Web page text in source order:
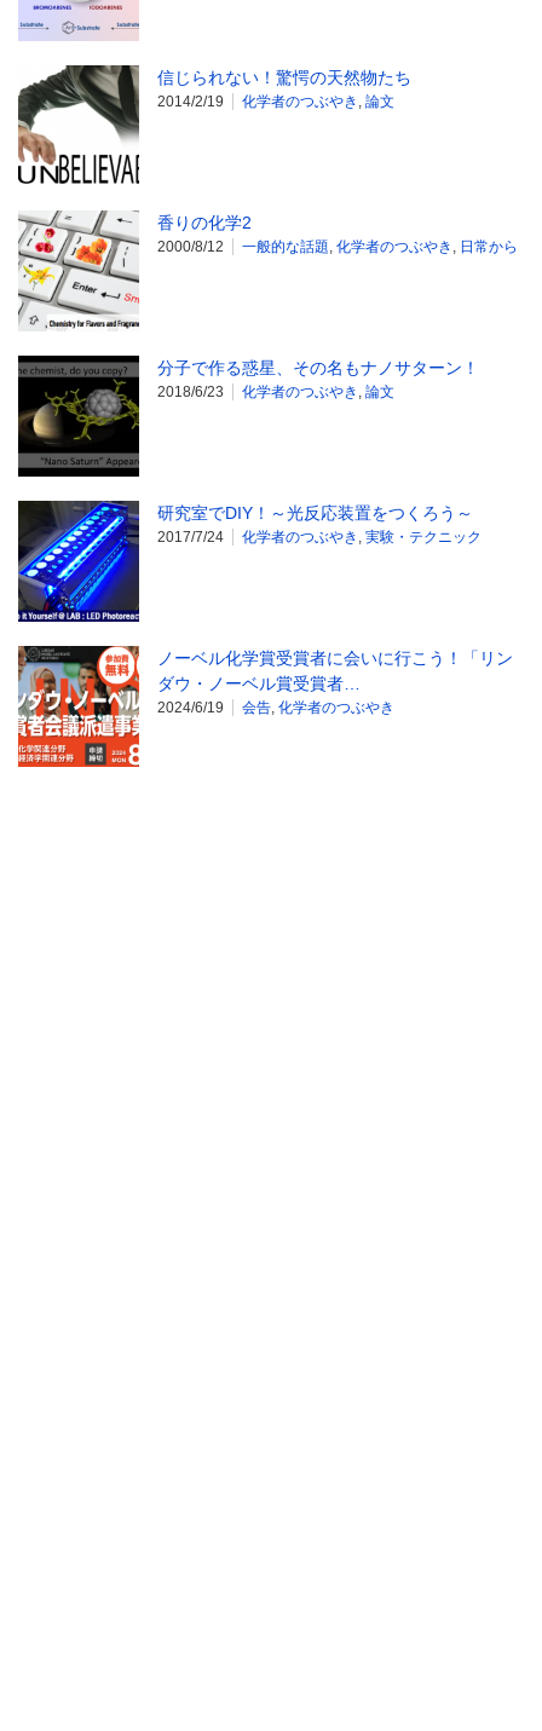
信じられない！驚愕の天然物たち
2014/2/19 化学者のつぶやき 論文
香りの化学2
2000/8/12 一般的な話題 化学者のつぶやき 日常から
分子で作る惑星、その名もナノサターン！
2018/6/23 化学者のつぶやき 論文
研究室でDIY！～光反応装置をつくろう～
2017/7/24 化学者のつぶやき 実験・テクニック
ノーベル化学賞受賞者に会いに行こう！「リン
ダウ・ノーベル賞受賞者…
2024/6/19 会告 化学者のつぶやき